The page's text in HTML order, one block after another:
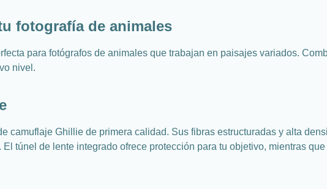
fotografía de animales
para fotógrafos de animales que trabajan en paisajes variados.
nivel.
camuflaje Ghillie de primera calidad. Sus fibras estructuradas y alta
túnel de lente integrado ofrece protección para tu objetivo, mientras